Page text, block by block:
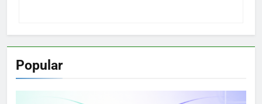
Popular